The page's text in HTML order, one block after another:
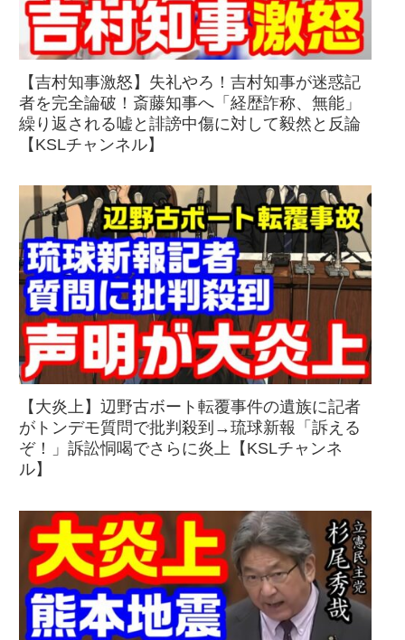
【吉村知事激怒】失礼やろ！吉村知事が迷惑記
者を完全論破！斎藤知事へ「経歴詐称、無能」
繰り返される嘘と誹謗中傷に対して毅然と反論
【KSLチャンネル】
【大炎上】辺野古ボート転覆事件の遺族に記者
がトンデモ質問で批判殺到→琉球新報「訴える
ぞ！」訴訟恫喝でさらに炎上【KSLチャンネ
ル】